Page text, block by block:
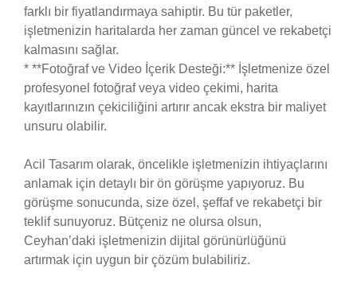
farklı bir fiyatlandırmaya sahiptir. Bu tür paketler,
işletmenizin haritalarda her zaman güncel ve rekabetçi
kalmasını sağlar.
* **Fotoğraf ve Video İçerik Desteği:** İşletmenize özel
profesyonel fotoğraf veya video çekimi, harita
kayıtlarınızın çekiciliğini artırır ancak ekstra bir maliyet
unsuru olabilir.
Acil Tasarım olarak, öncelikle işletmenizin ihtiyaçlarını
anlamak için detaylı bir ön görüşme yapıyoruz. Bu
görüşme sonucunda, size özel, şeffaf ve rekabetçi bir
teklif sunuyoruz. Bütçeniz ne olursa olsun,
Ceyhan’daki işletmenizin dijital görünürlüğünü
artırmak için uygun bir çözüm bulabiliriz.